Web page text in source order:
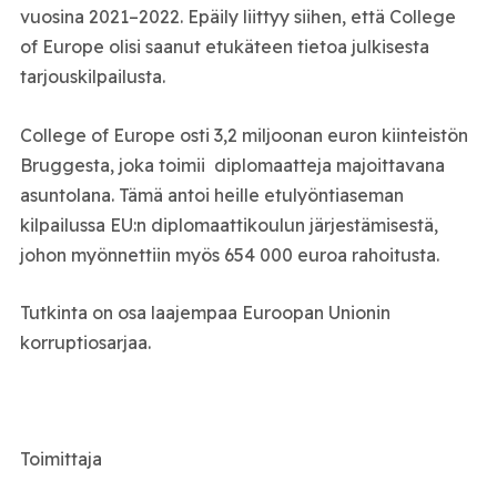
vuosina 2021–2022. Epäily liittyy siihen, että College
of Europe olisi saanut etukäteen tietoa julkisesta
tarjouskilpailusta.
College of Europe osti 3,2 miljoonan euron kiinteistön
Bruggesta, joka toimii diplomaatteja majoittavana
asuntolana. Tämä antoi heille etulyöntiaseman
kilpailussa EU:n diplomaattikoulun järjestämisestä,
johon myönnettiin myös 654 000 euroa rahoitusta.
Tutkinta on osa laajempaa Euroopan Unionin
korruptiosarjaa.
Toimittaja